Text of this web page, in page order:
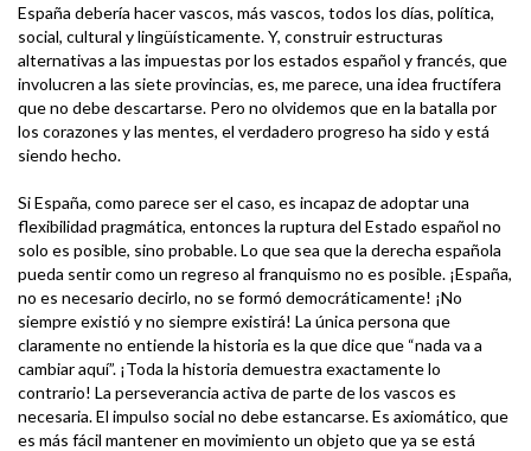
España debería hacer vascos, más vascos, todos los días, política,
social, cultural y lingüísticamente. Y, construir estructuras
alternativas a las impuestas por los estados español y francés, que
involucren a las siete provincias, es, me parece, una idea fructífera
que no debe descartarse. Pero no olvidemos que en la batalla por
los corazones y las mentes, el verdadero progreso ha sido y está
siendo hecho.
Si España, como parece ser el caso, es incapaz de adoptar una
flexibilidad pragmática, entonces la ruptura del Estado español no
solo es posible, sino probable. Lo que sea que la derecha española
pueda sentir como un regreso al franquismo no es posible. ¡España,
no es necesario decirlo, no se formó democráticamente! ¡No
siempre existió y no siempre existirá! La única persona que
claramente no entiende la historia es la que dice que “nada va a
cambiar aquí”. ¡Toda la historia demuestra exactamente lo
contrario! La perseverancia activa de parte de los vascos es
necesaria. El impulso social no debe estancarse. Es axiomático, que
es más fácil mantener en movimiento un objeto que ya se está